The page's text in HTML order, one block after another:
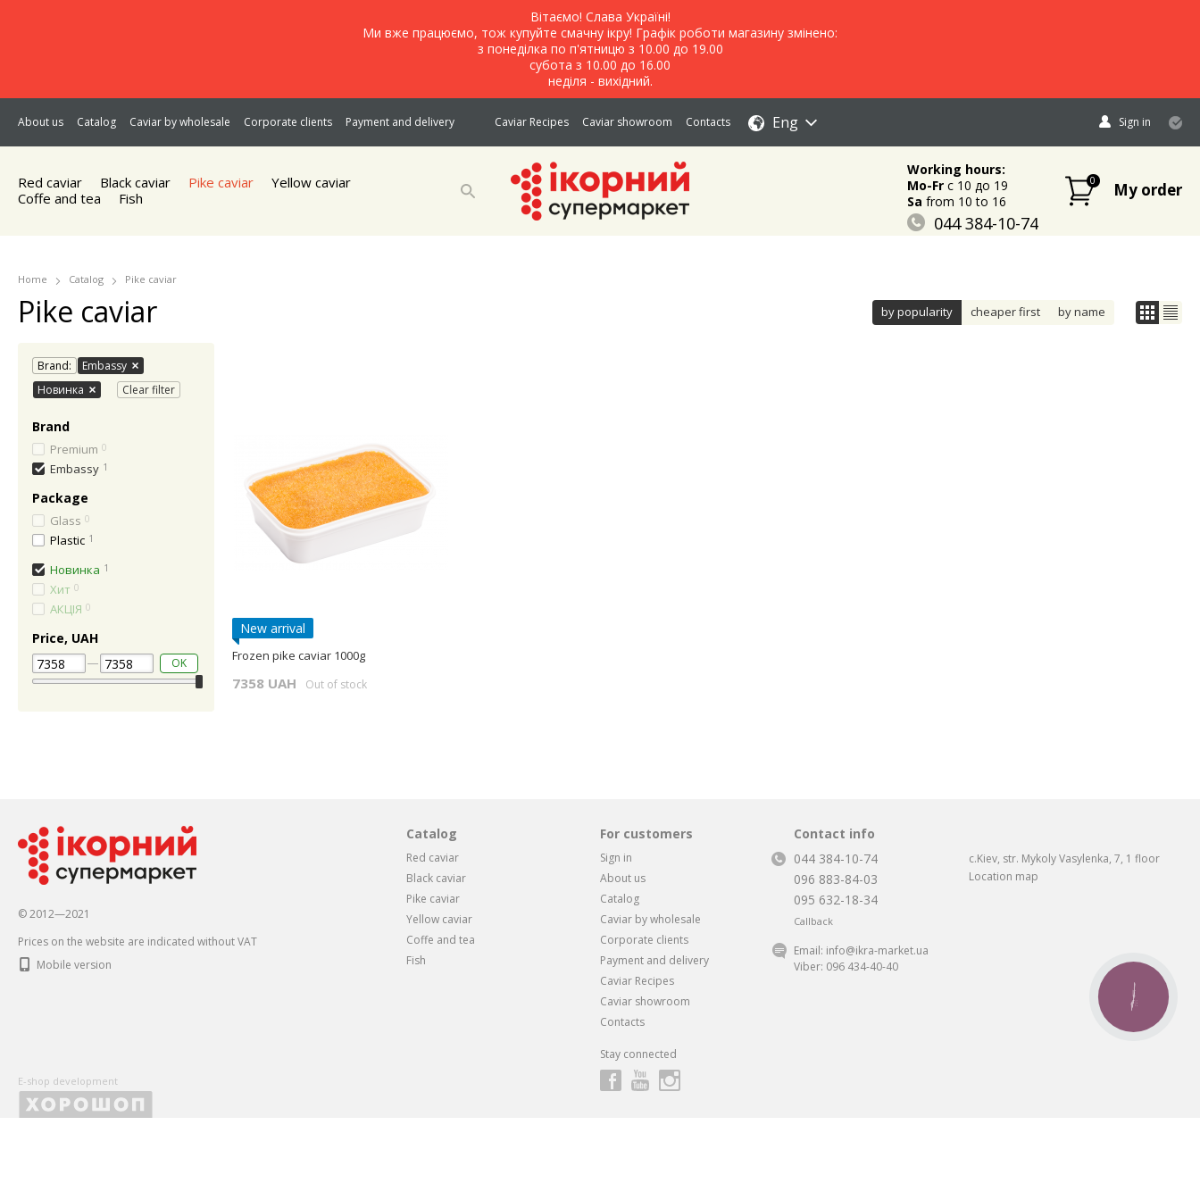
Вітаємо! Слава Україні!
Ми вже працюємо, тож купуйте смачну ікру! Графік роботи магазину змінено:
з понеділка по п'ятницю з 10.00 до 19.00
субота з 10.00 до 16.00
неділя - вихідний.
About us Catalog Caviar by wholesale Corporate clients Payment and delivery Caviar Recipes Caviar showroom Contacts Eng Sign in
Red caviar Black caviar Pike caviar
Yellow caviar
Coffe and tea
Fish
Working hours:
Mo-Frc 10 до 19
Sa from 10 to 16
044 384-10-74
0 My order
Home Catalog Pike caviar
Pike caviar by popularity cheaper first by name
New arrival
Frozen pike caviar 1000g
7358 UAH Out of stock
Brand:
Embassy
Новинка
Clear filter
Brand
Premium 0
Embassy 1
Package
Glass 0
Plastic 1
Новинка 1
Хит 0
АКЦIЯ 0
Price, UAH
OK
© 2012—2021
Prices on the website are indicated without VAT
Mobile version
Catalog
Red caviar
Black caviar
Pike caviar
Yellow caviar
Coffe and tea
Fish
For customers
Sign in
About us
Catalog
Caviar by wholesale
Corporate clients
Payment and delivery
Caviar Recipes
Caviar showroom
Contacts
Stay connected
Contact info
044 384-10-74
096 883-84-03
095 632-18-34
Callback
c.Kiev, str. Mykoly Vasylenka, 7, 1 floor
Location map
Email: info@ikra-market.ua
Viber: 096 434-40-40
E-shop development
CALL
BUTTON